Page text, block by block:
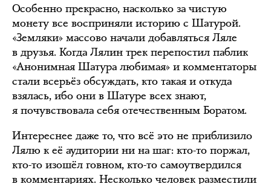
Особенно прекрасно, насколько за чистую
монету все восприняли историю с Шатурой.
«Земляки» массово начали добавляться Ляле
в друзья. Когда Лялин трек перепостил паблик
«Анонимная Шатура любимая» и комментаторы
стали всерьёз обсуждать, кто такая и откуда
взялась, ибо они в Шатуре всех знают,
я почувствовала себя отечественным Боратом.
Интереснее даже то, что всё это не приблизило
Лялю к её аудитории ни на шаг: кто-то поржал,
кто-то изошёл говном, кто-то самоутвердился
в комментариях. Несколько человек разместили